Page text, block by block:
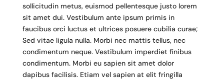
sollicitudin metus, euismod pellentesque justo lorem
sit amet dui. Vestibulum ante ipsum primis in
faucibus orci luctus et ultrices posuere cubilia curae;
Sed vitae ligula nulla. Morbi nec mattis tellus, nec
condimentum neque. Vestibulum imperdiet finibus
condimentum. Morbi eu sapien sit amet dolor
dapibus facilisis. Etiam vel sapien at elit fringilla